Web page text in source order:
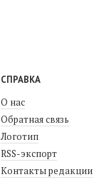
СПРАВКА
О нас
Обратная связь
Логотип
RSS-экспорт
Контакты редакции